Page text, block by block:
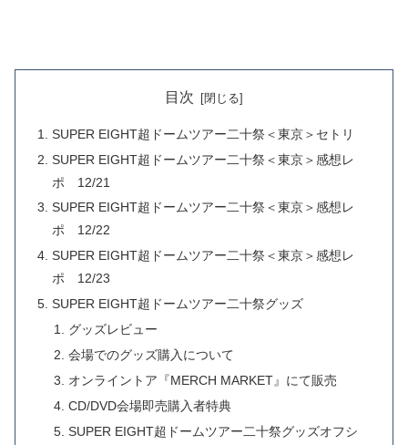
目次
SUPER EIGHT超ドームツアー二十祭＜東京＞セトリ
SUPER EIGHT超ドームツアー二十祭＜東京＞感想レ
ポ 12/21
SUPER EIGHT超ドームツアー二十祭＜東京＞感想レ
ポ 12/22
SUPER EIGHT超ドームツアー二十祭＜東京＞感想レ
ポ 12/23
SUPER EIGHT超ドームツアー二十祭グッズ
グッズレビュー
会場でのグッズ購入について
オンライントア『MERCH MARKET』にて販売
CD/DVD会場即売購入者特典
SUPER EIGHT超ドームツアー二十祭グッズオフシ